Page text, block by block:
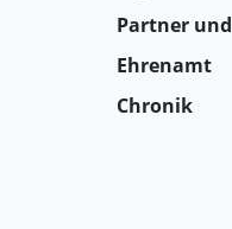
Partner
Ehrenamt
Chronik